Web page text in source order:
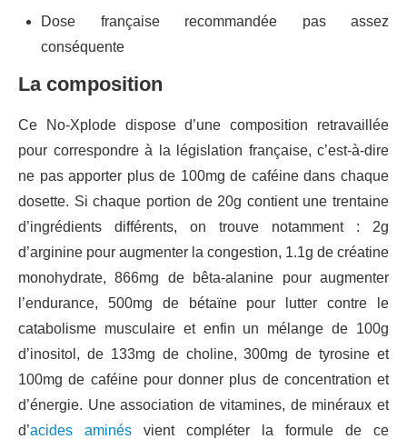
Dose française recommandée pas assez
conséquente
La composition
Ce No-Xplode dispose d’une composition retravaillée
pour correspondre à la législation française, c’est-à-dire
ne pas apporter plus de 100mg de caféine dans chaque
dosette. Si chaque portion de 20g contient une trentaine
d’ingrédients différents, on trouve notamment : 2g
d’arginine pour augmenter la congestion, 1.1g de créatine
monohydrate, 866mg de bêta-alanine pour augmenter
l’endurance, 500mg de bétaïne pour lutter contre le
catabolisme musculaire et enfin un mélange de 100g
d’inositol, de 133mg de choline, 300mg de tyrosine et
100mg de caféine pour donner plus de concentration et
d’énergie. Une association de vitamines, de minéraux et
d’acides aminés vient compléter la formule de ce